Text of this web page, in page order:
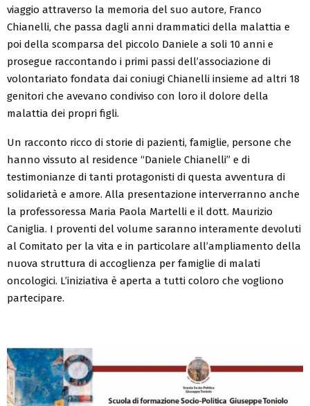
viaggio attraverso la memoria del suo autore, Franco
Chianelli, che passa dagli anni drammatici della malattia e
poi della scomparsa del piccolo Daniele a soli 10 anni e
prosegue raccontando i primi passi dell’associazione di
volontariato fondata dai coniugi Chianelli insieme ad altri 18
genitori che avevano condiviso con loro il dolore della
malattia dei propri figli.
Un racconto ricco di storie di pazienti, famiglie, persone che
hanno vissuto al residence “Daniele Chianelli” e di
testimonianze di tanti protagonisti di questa avventura di
solidarietà e amore. Alla presentazione interverranno anche
la professoressa Maria Paola Martelli e il dott. Maurizio
Caniglia. I proventi del volume saranno interamente devoluti
al Comitato per la vita e in particolare all’ampliamento della
nuova struttura di accoglienza per famiglie di malati
oncologici. L’iniziativa è aperta a tutti coloro che vogliono
partecipare.